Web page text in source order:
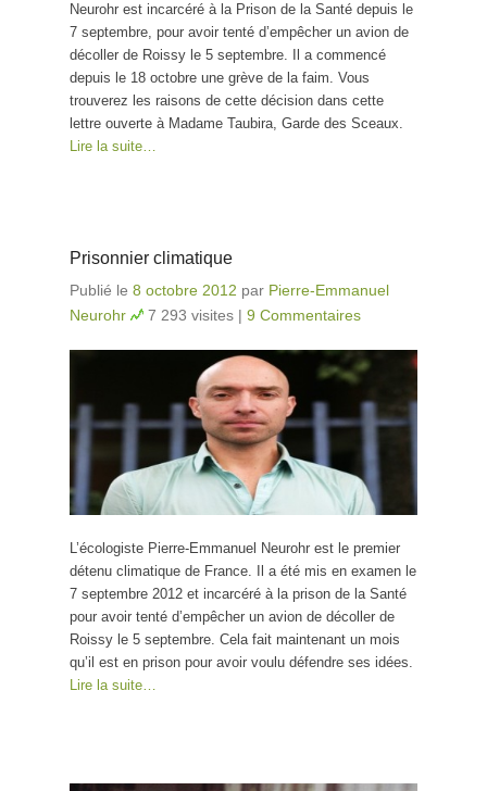
Neurohr est incarcéré à la Prison de la Santé depuis le
7 septembre, pour avoir tenté d’empêcher un avion de
décoller de Roissy le 5 septembre. Il a commencé
depuis le 18 octobre une grève de la faim. Vous
trouverez les raisons de cette décision dans cette
lettre ouverte à Madame Taubira, Garde des Sceaux.
Lire la suite…
Prisonnier climatique
Publié le 8 octobre 2012 par Pierre-Emmanuel
Neurohr
7 293 visites | 9 Commentaires
L’écologiste Pierre-Emmanuel Neurohr est le premier
détenu climatique de France. Il a été mis en examen le
7 septembre 2012 et incarcéré à la prison de la Santé
pour avoir tenté d’empêcher un avion de décoller de
Roissy le 5 septembre. Cela fait maintenant un mois
qu’il est en prison pour avoir voulu défendre ses idées.
Lire la suite…